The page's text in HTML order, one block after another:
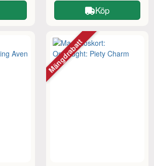
Köp
Mängdrabatt